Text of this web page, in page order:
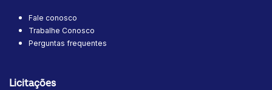
Fale conosco
Trabalhe Conosco
Perguntas frequentes
Licitações